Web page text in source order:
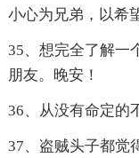
小心为兄弟，以希
35、想完全了解一
朋友。晚安！
36、从没有命定的
37、盗贼头子都觉